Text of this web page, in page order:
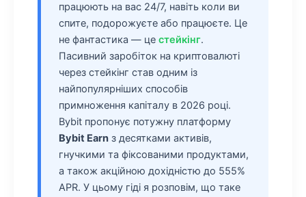
працюють на вас 24/7, навіть коли ви
спите, подорожуєте або працюєте. Це
не фантастика — цестейкінг.
Пасивний заробіток на криптовалюті
через стейкінг став одним із
найпопулярніших способів
примноження капіталу в 2026 році.
Bybit пропонує потужну платформу
Bybit Earn з десятками активів,
гнучкими та фіксованими продуктами,
а також акційною дохідністю до 555%
APR. У цьому гіді я розповім, що таке